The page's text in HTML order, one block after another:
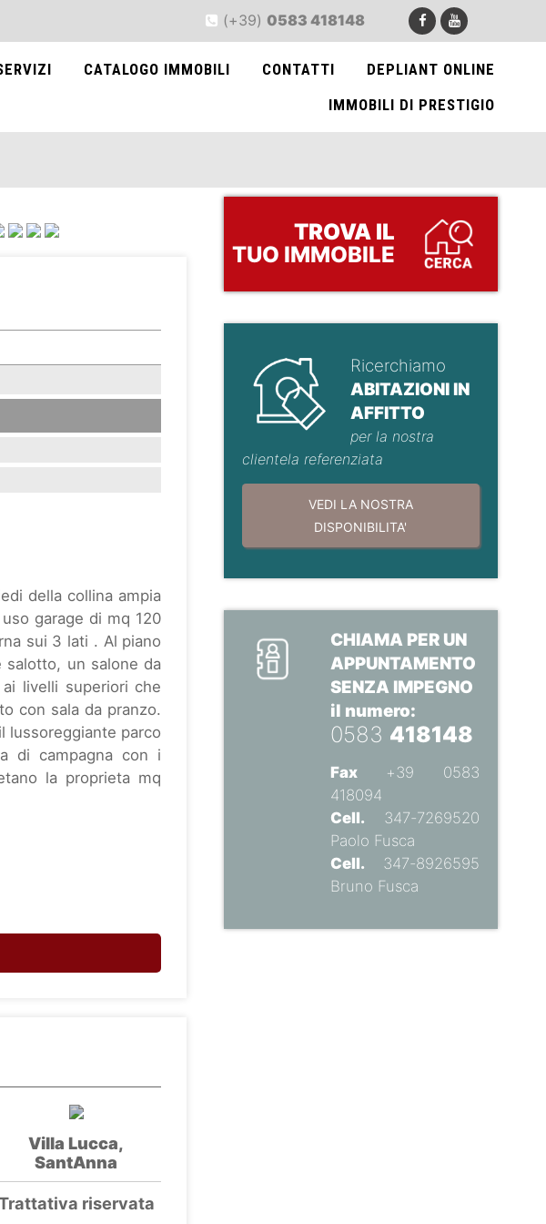
(+39)0583 418148
CATALOGO IMMOBILI CONTATTI
DEPLIANT ONLINE
IMMOBILI DI PRESTIGIO
della collina ampia
garage di mq 120
sui 3 lati . Al piano
un salone da
livelli superiori che
con sala da pranzo.
lussoreggiante parco
di campagna con i
la proprieta mq
Villa Lucca,
SantAnna
riservata
TROVA IL
TUO IMMOBILE
Ricerchiamo
ABITAZIONI IN
AFFITTO
per la nostra
clientela referenziata
VEDI LA NOSTRA
DISPONIBILITA'
CHIAMA PER UN
APPUNTAMENTO
SENZA IMPEGNO
il numero:
0583 418148
Fax+39 0583
418094
Cell. 347-7269520
Paolo Fusca
Cell. 347-8926595
Bruno Fusca